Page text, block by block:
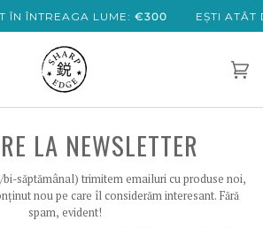
ÎN ÎNTREAGA LUME:€300 EȘTI ATÂT
LA NEWSLETTER
săptămânal) trimitem emailuri cu produse noi,
nou pe care îl considerăm interesant. Fără
spam, evident!